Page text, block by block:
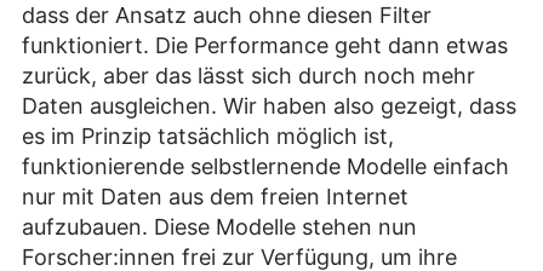
dass der Ansatz auch ohne diesen Filter
funktioniert. Die Performance geht dann etwas
zurück, aber das lässt sich durch noch mehr
Daten ausgleichen. Wir haben also gezeigt, dass
es im Prinzip tatsächlich möglich ist,
funktionierende selbstlernende Modelle einfach
nur mit Daten aus dem freien Internet
aufzubauen. Diese Modelle stehen nun
Forscher:innen frei zur Verfügung, um ihre